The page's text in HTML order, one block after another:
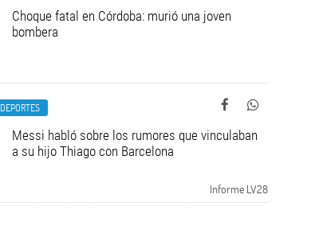
Choque fatal en Córdoba: murió una joven
bombera
DEPORTES
Messi habló sobre los rumores que vinculaban
a su hijo Thiago con Barcelona
Informe LV28